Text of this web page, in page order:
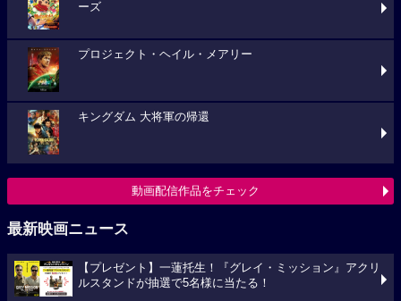
ーズ
プロジェクト・ヘイル・メアリー
キングダム 大将軍の帰還
動画配信作品をチェック
最新映画ニュース
【プレゼント】一蓮托生！『グレイ・ミッション』アクリ
ルスタンドが抽選で5名様に当たる！